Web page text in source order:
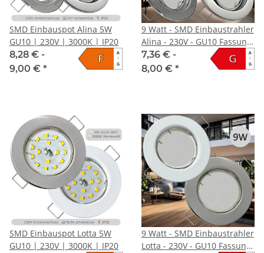
SMD Einbauspot Alina 5W
GU10 | 230V | 3000K | IP20
8,28 € -
9,00 € *
A
↑
G
F
9 Watt - SMD Einbaustrahler
Alina - 230V - GU10 Fassung
- Schwenkbar
7,36 € -
8,00 € *
A
↑
G
G
SMD Einbauspot Lotta 5W
GU10 | 230V | 3000K | IP20
9 Watt - SMD Einbaustrahler
Lotta - 230V - GU10 Fassung